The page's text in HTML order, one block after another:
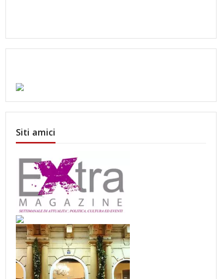
Siti amici